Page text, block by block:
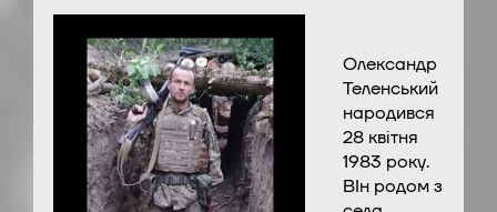
Олександр
Теленський
народився
28 квітня
1983 року.
ВІн родом з